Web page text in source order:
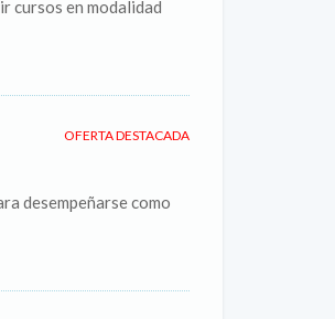
cursos en modalidad
OFERTA DESTACADA
desempeñarse como